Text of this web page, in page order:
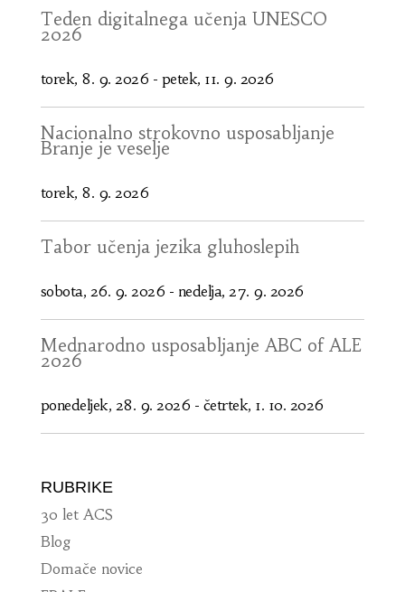
Teden digitalnega učenja UNESCO
2026
torek, 8. 9. 2026 - petek, 11. 9. 2026
Nacionalno strokovno usposabljanje
Branje je veselje
torek, 8. 9. 2026
Tabor učenja jezika gluhoslepih
sobota, 26. 9. 2026 - nedelja, 27. 9. 2026
Mednarodno usposabljanje ABC of ALE
2026
ponedeljek, 28. 9. 2026 - četrtek, 1. 10. 2026
RUBRIKE
30 let ACS
Blog
Domače novice